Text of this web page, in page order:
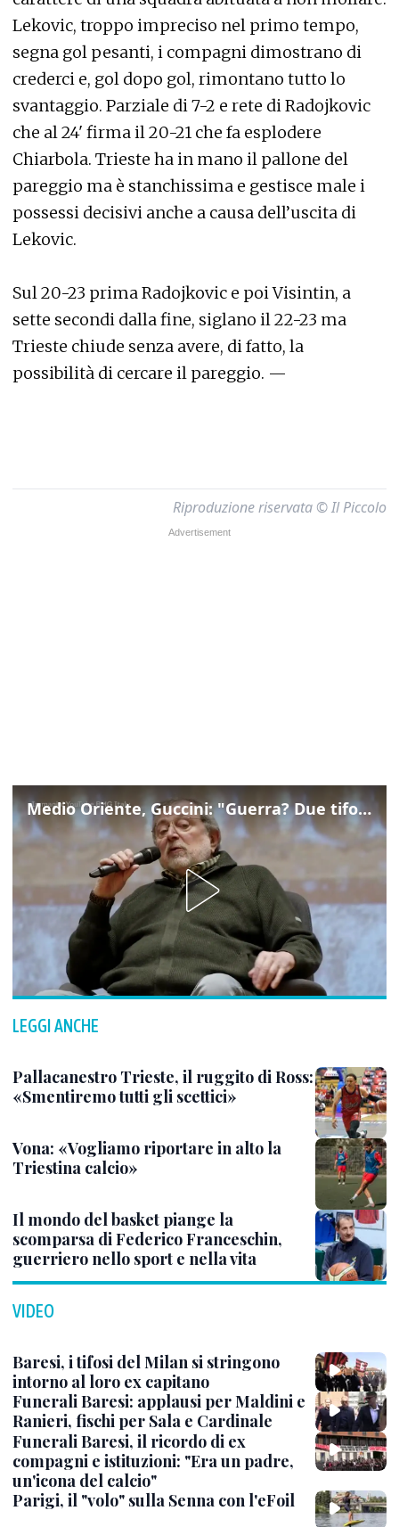
Lekovic, troppo impreciso nel primo tempo,
segna gol pesanti, i compagni dimostrano di
crederci e, gol dopo gol, rimontano tutto lo
svantaggio. Parziale di 7-2 e rete di Radojkovic
che al 24' firma il 20-21 che fa esplodere
Chiarbola. Trieste ha in mano il pallone del
pareggio ma è stanchissima e gestisce male i
possessi decisivi anche a causa dell’uscita di
Lekovic.
Sul 20-23 prima Radojkovic e poi Visintin, a
sette secondi dalla fine, siglano il 22-23 ma
Trieste chiude senza avere, di fatto, la
possibilità di cercare il pareggio. —
Riproduzione riservata © Il Piccolo
Medio Oriente, Guccini: "Guerra? Due tifoserie che si urlano contro e dimenticano vittime"
LEGGI ANCHE
Pallacanestro Trieste, il ruggito di Ross:
«Smentiremo tutti gli scettici»
Vona: «Vogliamo riportare in alto la
Triestina calcio»
Il mondo del basket piange la
scomparsa di Federico Franceschin,
guerriero nello sport e nella vita
VIDEO
Baresi, i tifosi del Milan si stringono
intorno al loro ex capitano
Funerali Baresi: applausi per Maldini e
Ranieri, fischi per Sala e Cardinale
Funerali Baresi, il ricordo di ex
compagni e istituzioni: "Era un padre,
un'icona del calcio"
Parigi, il "volo" sulla Senna con l'eFoil